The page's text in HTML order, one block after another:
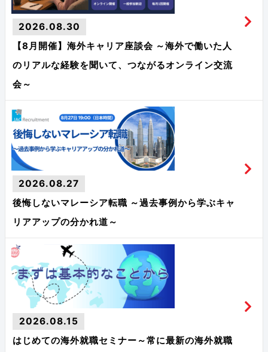
2026.08.30
【8月開催】海外キャリア座談会 ～海外で働いた人
のリアルな経験を聞いて、つながるオンライン交流
会～
2026.08.27
後悔しないマレーシア転職 ～過去事例から学ぶキャ
リアアップの分かれ道～
2026.08.15
はじめての海外就職セミナー～常に最新の海外就職